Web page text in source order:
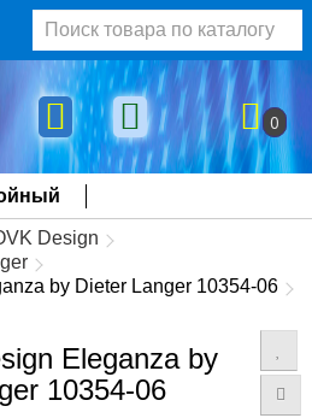
0
Design
by Dieter Langer 10354-06
Eleganza by
10354-06